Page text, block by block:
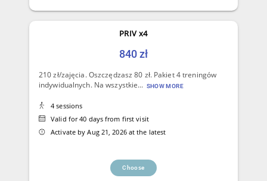
PRIV x4
840 zł
210 zł/zajęcia. Oszczędzasz 80 zł. Pakiet 4 treningów
indywidualnych. Na wszystkie... SHOW MORE
4 sessions
Valid for 40 days from first visit
Activate by Aug 21, 2026 at the latest
Choose